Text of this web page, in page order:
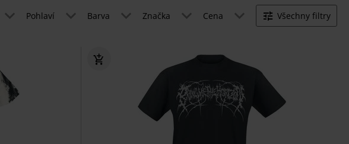
Pohlaví Barva Značka Cena Všechny filtry